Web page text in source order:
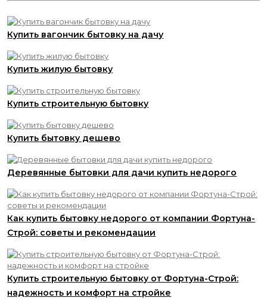
Купить вагончик бытовку на дачу
Купить жилую бытовку
Купить строительную бытовку
Купить бытовку дешево
Деревянные бытовки для дачи купить недорого
Как купить бытовку недорого от компании Фортуна-
Строй: советы и рекомендации
Купить строительную бытовку от Фортуна-Строй:
надежность и комфорт на стройке